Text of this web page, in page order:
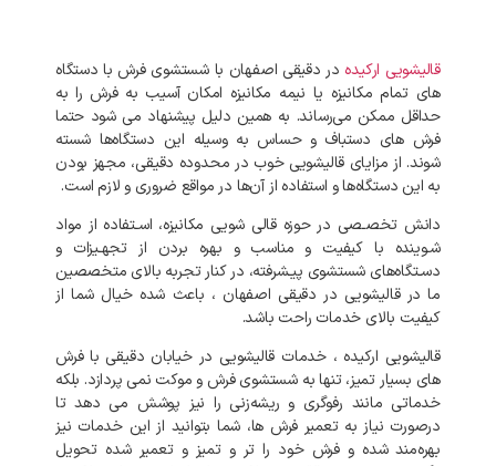
قالیشویی ارکیده در دقیقی اصفهان با شستشوی فرش با دستگاه‌
های تمام مکانیزه یا نیمه مکانیزه امکان آسیب به فرش را به
حداقل ممکن می‌رساند. به‌ همین دلیل پیشنهاد می‌ شود حتما
فرش‌ های دستباف و حساس به وسیله این دستگاه‌ها شسته
شوند. از مزایای قالیشویی خوب در محدوده دقیقی، مجهز بودن
به این دستگاه‌هاو استفاده ازآن‌ها در مواقع ضروری و لازم است.
دانش تخصـصی در حوزه قالی شویی مکانیزه، اسـتفاده از مواد
شـوینده با کیفیت و مناسب و بهره بردن از تجهـیزات و
دسـتگاه‌های شستشوی پیـشرفته، درکنارتجربه بالای متخصصین
ما در قالیشویی در دقیقی اصفهان ، باعث شده خیال شما از
کیفیت بالای خدمات راحت باشد.
قالیشویی ارکیده ، خدمات قالیشویی در خیابان دقیقی با فرش
های بسیارتمیز، تنهابه شستشوی فرش و موکت نمی‌ پردازد. بلکه
خدماتی مانند رفوگری و ریشه‌زنی را نیز پوشش می‌ دهد تا
درصورت نیاز به تعمیر فرش‌ ها، شما بتوانید از این خدمات نیز
بهره‌مند شده و فرش خود را تر و تمیز و تعمیر شده تحویل